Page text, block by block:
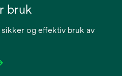
bruk
og effektiv bruk av